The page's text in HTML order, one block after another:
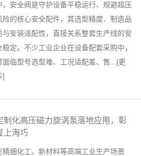
，安全阀是守护设备平稳运行、规避超压
险的核心安全配件，其选型精度、制造品
与安装适配性，直接关系整套生产线的安
稳定。不少工业企业在设备配套采购中，
面临型号选型难、工况适配差、售...[更
]
制化高压磁力旋涡泵落地应用，彰
上海巧
精细化工、新材料等高端工业生产场景